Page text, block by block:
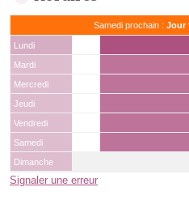
Samedi prochain : Jour
Lundi
Mardi
Mercredi
Jeudi
Vendredi
Samedi
Dimanche
Signaler une erreur